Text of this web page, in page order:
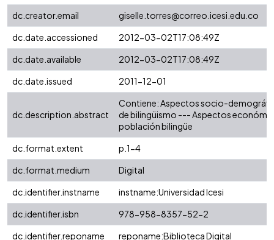
dc.creator.email
giselle.torres@correo.icesi.edu.co
dc.date.accessioned
2012-03-02T17:08:49Z
dc.date.available
2012-03-02T17:08:49Z
dc.date.issued
2011-12-01
dc.description.abstract
Contiene: Aspectos socio-
de bilingüismo --- Aspectos
población bilingüe
dc.format.extent
p.1-4
dc.format.medium
Digital
dc.identifier.instname
instname:Universidad Icesi
dc.identifier.isbn
978-958-8357-52-2
dc.identifier.reponame
reponame:Biblioteca Digital